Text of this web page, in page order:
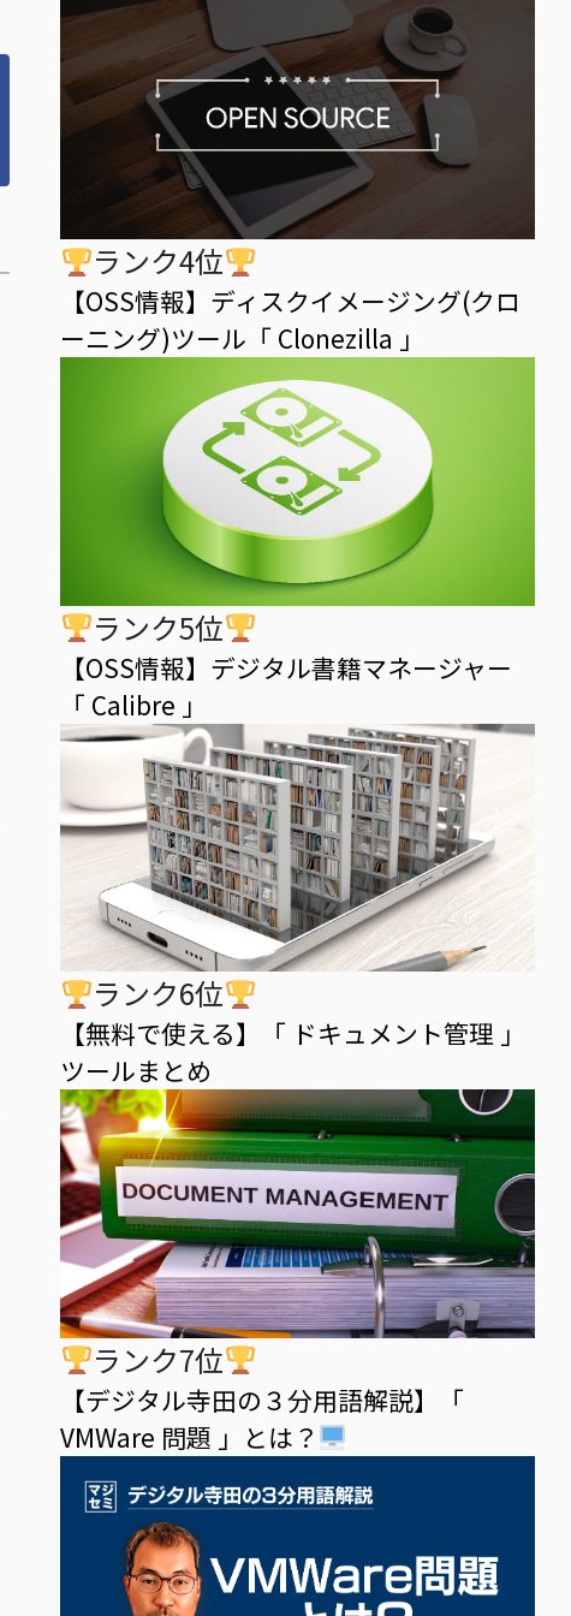
ランク4位
【OSS情報】ディスクイメージング(クロ
ーニング)ツール「 Clonezilla 」
ランク5位
【OSS情報】デジタル書籍マネージャー
「 Calibre 」
ランク6位
【無料で使える】「 ドキュメント管理 」
ツールまとめ
ランク7位
【デジタル寺田の３分用語解説】「
VMWare 問題 」とは？